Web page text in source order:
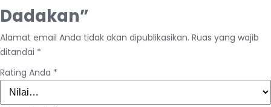
Dadakan”
Alamat email Anda tidak akan dipublikasikan. Ruas yang wajib
ditandai *
Rating Anda *